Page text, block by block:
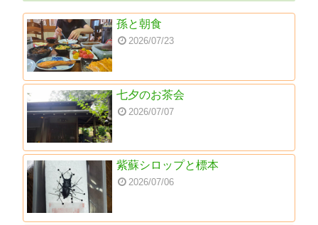
孫と朝食
2026/07/23
七夕のお茶会
2026/07/07
紫蘇シロップと標本
2026/07/06